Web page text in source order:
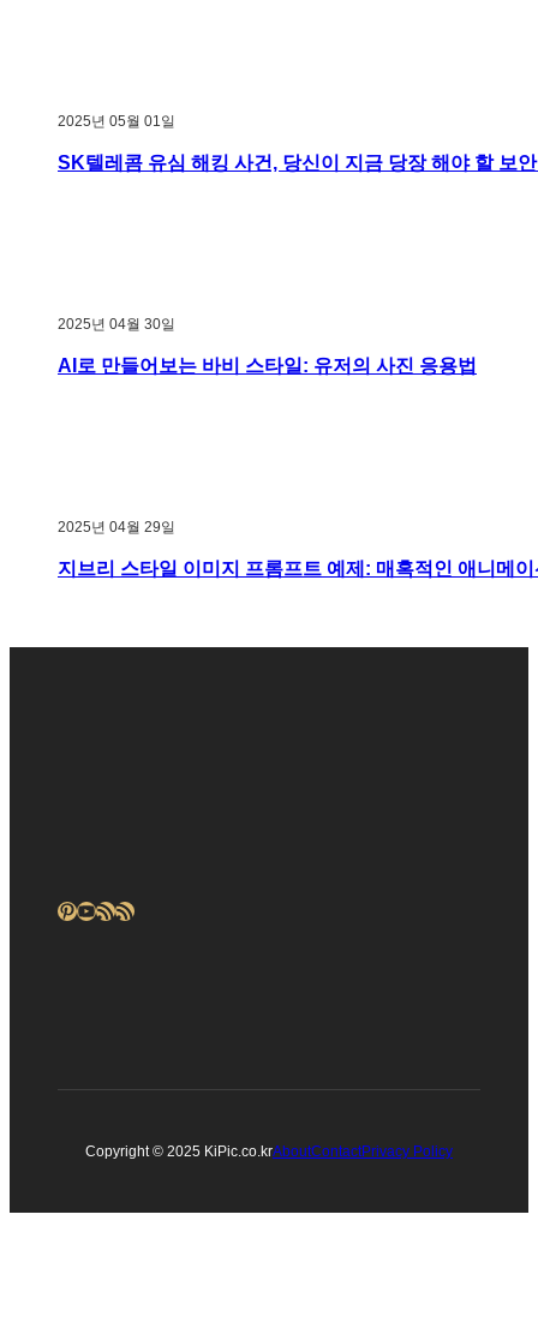
2025년 05월 01일
SK텔레콤 유심 해킹 사건, 당신이 지금 당장 해야 할 보
2025년 04월 30일
AI로 만들어보는 바비 스타일: 유저의 사진 응용법
2025년 04월 29일
지브리 스타일 이미지 프롬프트 예제: 매혹적인 애니메
Pinterest
YouTube
RSS 피드RSS 피드
Copyright © 2025 KiPic.co.krAboutContactPrivacy Policy